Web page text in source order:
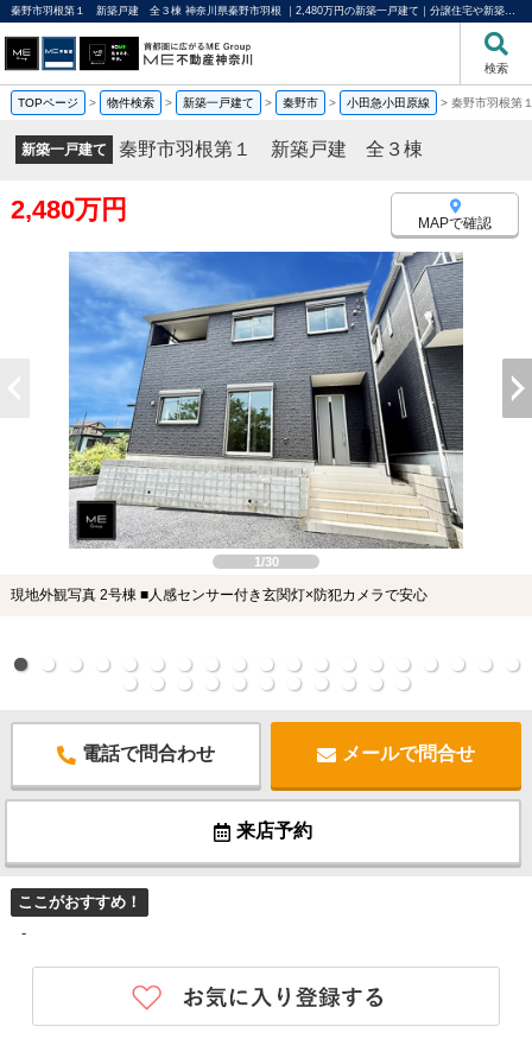
秦野市羽根第１ 新築戸建 全３棟 神奈川県秦野市羽根 ｜2,480万円の新築一戸建て｜分譲住宅や新築物件｜ME不動産神奈川
検索
TOPページ > 物件検索 > 新築一戸建て > 秦野市 > 小田急小田原線 > 秦野市羽根
新築一戸建て 秦野市羽根第１ 新築戸建 全３棟
2,480万円 MAPで確認
1/30
現地外観写真 2号棟 ■人感センサー付き玄関灯×防犯カメラで安心
電話で問合わせ メールで問合せ
来店予約
ここがおすすめ！
-